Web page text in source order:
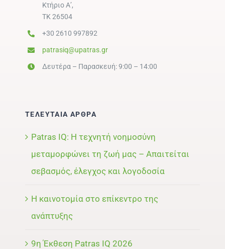
Κτήριο Α’,
ΤΚ 26504
+30 2610 997892
patrasiq@upatras.gr
Δευτέρα – Παρασκευή: 9:00 – 14:00
ΤΕΛΕΥΤΑΙΑ ΑΡΘΡΑ
Patras IQ: Η τεχνητή νοημοσύνη
μεταμορφώνει τη ζωή μας – Απαιτείται
σεβασμός, έλεγχος και λογοδοσία
Η καινοτομία στο επίκεντρο της
ανάπτυξης
9η Έκθεση Patras IQ 2026